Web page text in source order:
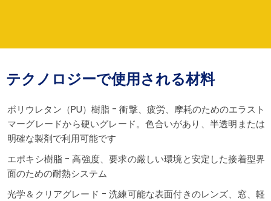
テクノロジーで使用される材料
ポリウレタン（PU）樹脂 - 衝撃、疲労、摩耗のためのエラスト
マーグレードから硬いグレード。色合いがあり、半透明または
明確な製剤で利用可能です
エポキシ樹脂 - 高強度、要求の厳しい環境と安定した接着型界
面のための耐熱システム
光学＆クリアグレード - 洗練可能な表面付きのレンズ、窓、軽